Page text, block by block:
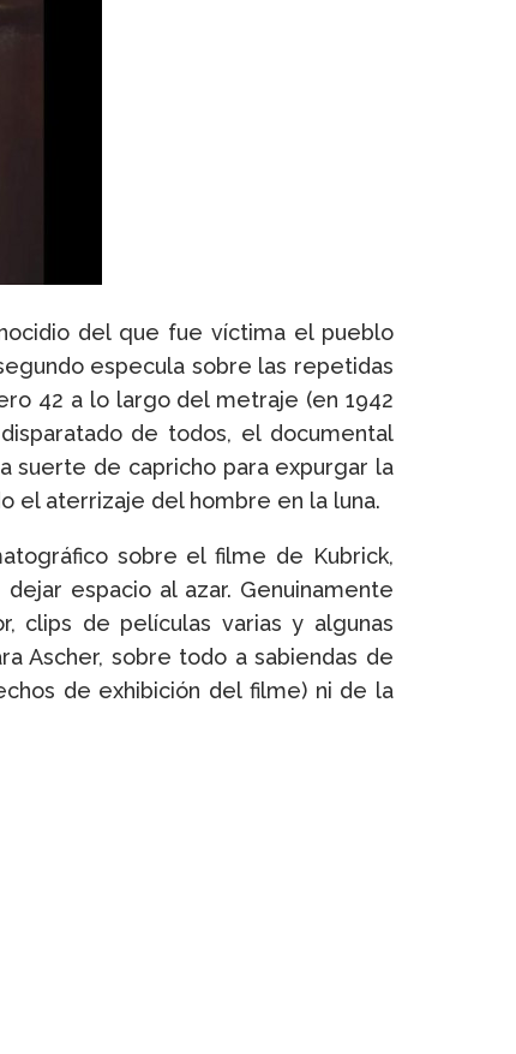
del que fue víctima el pueblo
especula sobre las repetidas
42 a lo largo del metraje (en 1942
de todos, el documental
suerte de capricho para expurgar la
el aterrizaje del hombre en la luna.
sobre el filme de Kubrick,
espacio al azar. Genuinamente
clips de películas varias y algunas
Ascher, sobre todo a sabiendas de
de exhibición del filme) ni de la